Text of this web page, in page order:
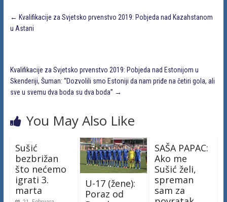
← Kvalifikacije za Svjetsko prvenstvo 2019: Pobjeda nad Kazahstanom
u Astani
Kvalifikacije za Svjetsko prvenstvo 2019: Pobjeda nad Estonijom u
Skenderiji, Šuman: “Dozvolili smo Estoniji da nam priđe na četiri gola, ali
sve u svemu dva boda su dva boda” →
You May Also Like
Sušić
bezbrižan
što nećemo
igrati 3.
marta
U-17 (žene):
Poraz od
SAŠA PAPAC:
Ako me
Sušić želi,
spreman
sam za